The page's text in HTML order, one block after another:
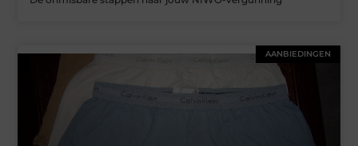
AANBIEDINGEN